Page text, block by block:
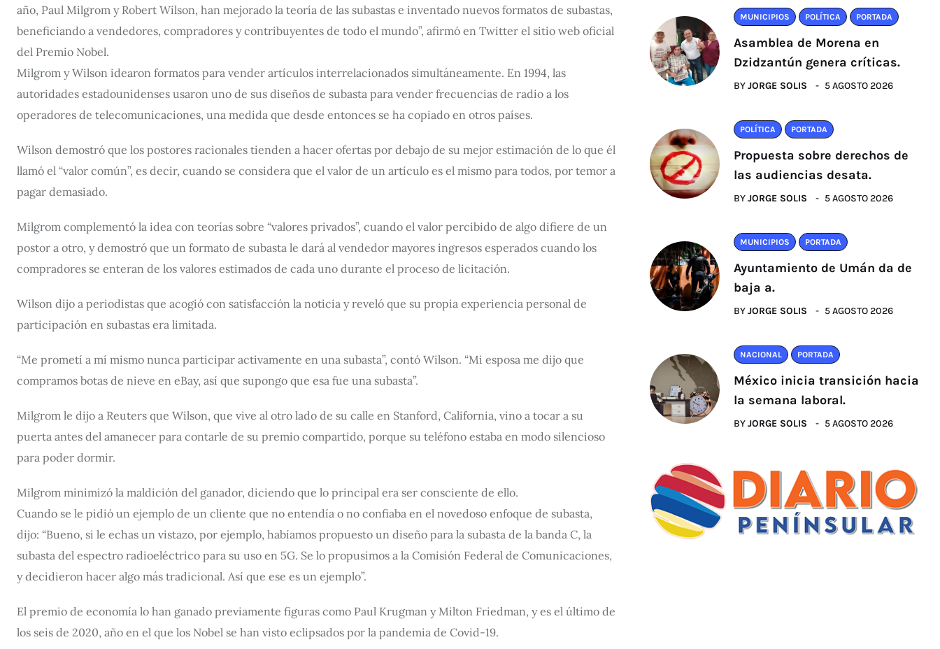
año, Paul Milgrom y Robert Wilson, han mejorado la teoría de las subastas e inventado nuevos formatos de subastas,
beneficiando a vendedores, compradores y contribuyentes de todo el mundo”, afirmó en Twitter el sitio web oficial
del Premio Nobel.
Milgrom y Wilson idearon formatos para vender artículos interrelacionados simultáneamente. En 1994, las
autoridades estadounidenses usaron uno de sus diseños de subasta para vender frecuencias de radio a los
operadores de telecomunicaciones, una medida que desde entonces se ha copiado en otros países.
Wilson demostró que los postores racionales tienden a hacer ofertas por debajo de su mejor estimación de lo que él
llamó el “valor común”, es decir, cuando se considera que el valor de un artículo es el mismo para todos, por temor a
pagar demasiado.
Milgrom complementó la idea con teorías sobre “valores privados”, cuando el valor percibido de algo difiere de un
postor a otro, y demostró que un formato de subasta le dará al vendedor mayores ingresos esperados cuando los
compradores se enteran de los valores estimados de cada uno durante el proceso de licitación.
Wilson dijo a periodistas que acogió con satisfacción la noticia y reveló que su propia experiencia personal de
participación en subastas era limitada.
“Me prometí a mí mismo nunca participar activamente en una subasta”, contó Wilson. “Mi esposa me dijo que
compramos botas de nieve en eBay, así que supongo que esa fue una subasta”.
Milgrom le dijo a Reuters que Wilson, que vive al otro lado de su calle en Stanford, California, vino a tocar a su
puerta antes del amanecer para contarle de su premio compartido, porque su teléfono estaba en modo silencioso
para poder dormir.
Milgrom minimizó la maldición del ganador, diciendo que lo principal era ser consciente de ello.
Cuando se le pidió un ejemplo de un cliente que no entendía o no confiaba en el novedoso enfoque de subasta,
dijo: “Bueno, si le echas un vistazo, por ejemplo, habíamos propuesto un diseño para la subasta de la banda C, la
subasta del espectro radioeléctrico para su uso en 5G. Se lo propusimos a la Comisión Federal de Comunicaciones,
y decidieron hacer algo más tradicional. Así que ese es un ejemplo”.
El premio de economía lo han ganado previamente figuras como Paul Krugman y Milton Friedman, y es el último de
los seis de 2020, año en el que los Nobel se han visto eclipsados por la pandemia de Covid-19.
MUNICIPIOS POLÍTICA PORTADA
Asamblea de Morena en
Dzidzantún genera críticas.
BYJORGE SOLIS 5 AGOSTO 2026
POLÍTICA PORTADA
Propuesta sobre derechos de
las audiencias desata.
BYJORGE SOLIS 5 AGOSTO 2026
MUNICIPIOS PORTADA
Ayuntamiento de Umán da de
baja a.
BYJORGE SOLIS 5 AGOSTO 2026
NACIONAL PORTADA
México inicia transición hacia
la semana laboral.
BYJORGE SOLIS 5 AGOSTO 2026